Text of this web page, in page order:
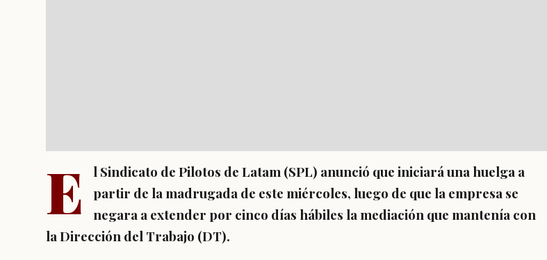
E
l Sindicato de Pilotos de Latam (SPL) anunció que iniciará una huelga a
partir de la madrugada de este miércoles, luego de que la empresa se
negara a extender por cinco días hábiles la mediación que mantenía con
la Dirección del Trabajo (DT).